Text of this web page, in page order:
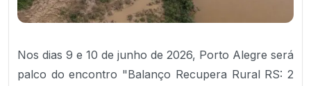
Nos dias 9 e 10 de junho de 2026, Porto Alegre será
palco do encontro "Balanço Recupera Rural RS: 2